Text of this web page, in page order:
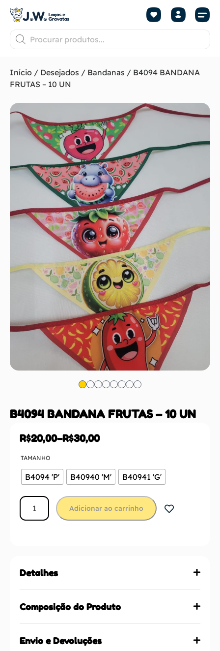
Início / Desejados / Bandanas / B4094 BANDANA
FRUTAS – 10 UN
B4094 BANDANA FRUTAS – 10 UN
R$20,00–R$30,00
TAMANHO
B4094 'P' B40940 'M' B40941 'G'
Adicionar ao carrinho
Detalhes
Composição do Produto
Envio e Devoluções